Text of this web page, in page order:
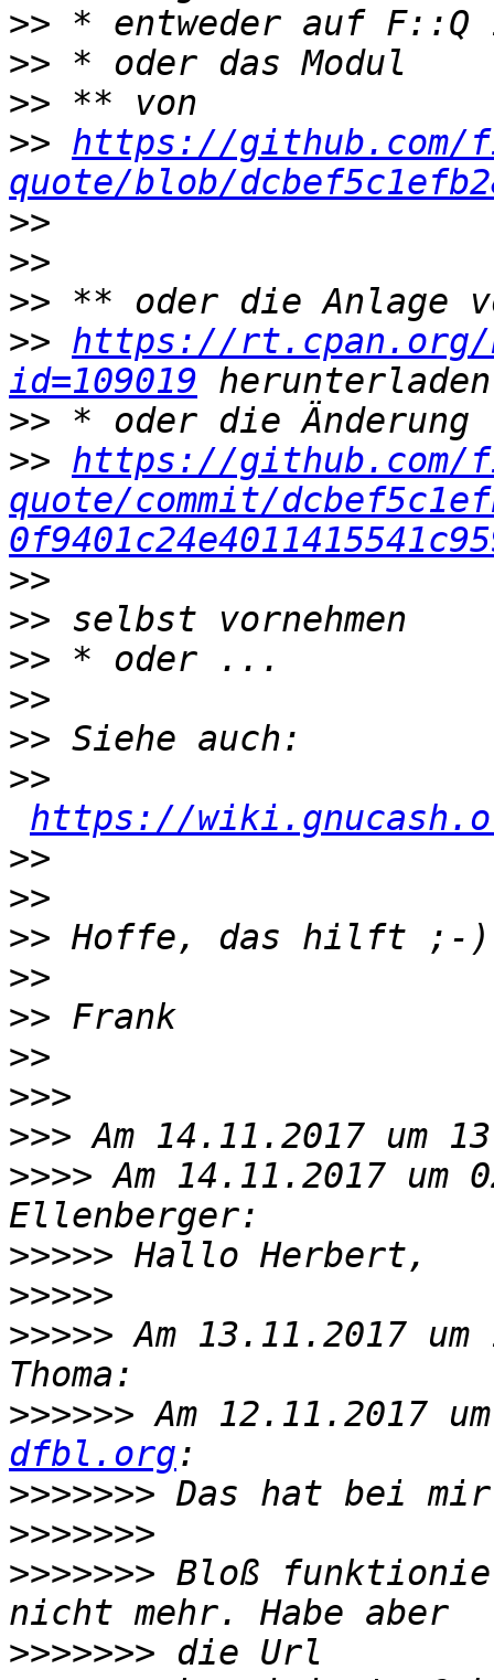
>>
>>
>>
>> https://github.com/
quote/blob/
>>
>>
>>
>> https://rt.cpan.org/
id=109019
>>
>> https://github.com/
quote/commit/
>>
>>
>>
>>
>>
>>
https://
>>
>>
>>
>>
>>
>>
>>>
>>>
>>>> Am 14.11.2017
>>>>>
>>>>>
>>>>> Am 13.11.2017
>>>>>> Am 12.11.2017
dfbl.org
>>>>>>>
>>>>>>>
>>>>>>> Bloß
>>>>>>>